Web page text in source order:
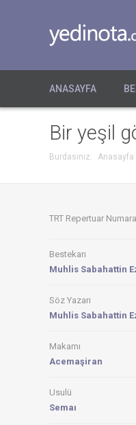
ANASAYFA
Bir yeşil
Burdasınız: Anasayfa
TRT Repertuar
Bestekarı
Muhlis Sabahattin
Söz Yazarı
Muhlis Sabahattin
Makamı
Acemaşiran
Usulü
Semaı